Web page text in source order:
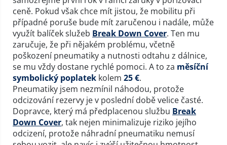
ceně. Pokud však chce mít jistou, že mobilitu při
případné poruše bude mít zaručenou i nadále, může
využít balíček služeb Break Down Cover. Ten mu
zaručuje, že při nějakém problému, včetně
poškození pneumatiky a nutnosti odtahu z dálnice,
se mu vždy dostane rychlé pomoci. A to za měsíční
symbolický poplatek kolem 25 €.
Pneumatiky jsem nezmínil náhodou, protože
odcizování rezervy je v poslední době velice časté.
Dopravce, který má předplacenou službu Break
Down Cover, tak nejen minimalizuje riziko jejího
odcizení, protože náhradní pneumatiku nemusí